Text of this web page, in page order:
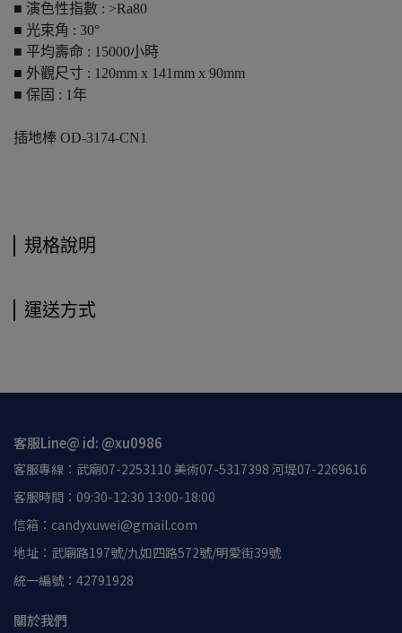
■ 演色性指數 : >Ra80
■ 光束角 : 30°
■ 平均壽命 : 15000小時
■ 外觀尺寸 : 120mm x 141mm x 90mm
■ 保固 : 1年
插地棒 OD-3174-CN1
規格說明
運送方式
客服Line@ id: @xu0986
客服專線：武廟07-2253110 美術07-5317398 河堤07-2269616
客服時間：09:30-12:30 13:00-18:00
信箱：candyxuwei@gmail.com
地址：武廟路197號/九如四路572號/明愛街39號
統一編號：42791928
關於我們